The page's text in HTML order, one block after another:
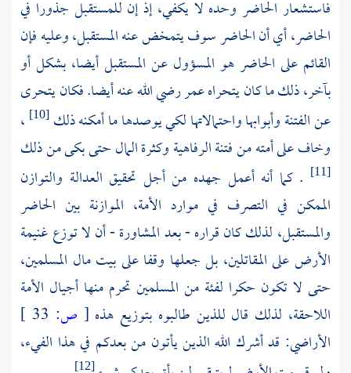
فاستشعار الحاضر وحده لا يكفي، إذ إن للمستقبل جذورا في
الحاضر، أي أن الحاضر سوف يتمخض عنه المستقبل، وعليه فإن
القائم على الحاضر هو المسؤول عن المستقبل أيضا، بشكل أو
بآخر، ذلك ما كان يتحراه عمر رضي الله عنه أيضا. فكان يتحرى
عن الفتنة وأبوابها واحتمالاتها لكي يوصدها ما أمكنه ذلك[10]
،
وخاف على أمته من فتنة الرفاهية وكثرة المال حتى بكى من ذلك
[11]
. كما أنه أعمل جهده من أجل تحقيق العدالة والتوازن
الممكن في التصرف في موارد الأمة، الموازنة بين الحاضر
والمستقبل، لذلك كان قراره - بعد المشاورة - أن لا توزع غنيمة
الأرض على المقاتلين، بل جعلها وقفا على بيت مال المسلمين،
حتى لا تكون حكرا لفئة من المسلمين تحرم منها أجيال الأمة
اللاحقة، لذلك قال للذين طالبوه بتوزيع هذه [ ص:
الأراضي: قد أشرك الله الذين يأتون من بعدكم في هذا الفيء،
[12]